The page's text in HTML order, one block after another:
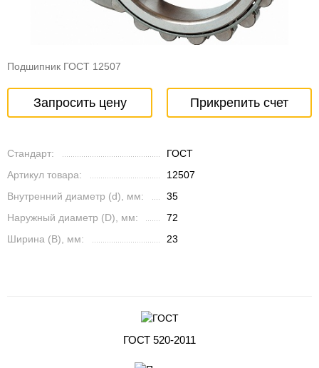
Подшипник ГОСТ 12507
Запросить цену Прикрепить счет
Стандарт:
ГОСТ
Артикул товара:
12507
Внутренний диаметр (d), мм:
35
Наружный диаметр (D), мм:
72
Ширина (B), мм:
23
ГОСТ 520-2011